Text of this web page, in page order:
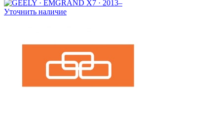
Уточнить наличие